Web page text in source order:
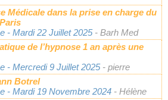
Médicale dans la prise en charge du
- Mardi 22 Juillet 2025 - Barh Med
de l’hypnose 1 an après une
- Mercredi 9 Juillet 2025 - pierre
Botrel
- Mardi 19 Novembre 2024 - Hélène